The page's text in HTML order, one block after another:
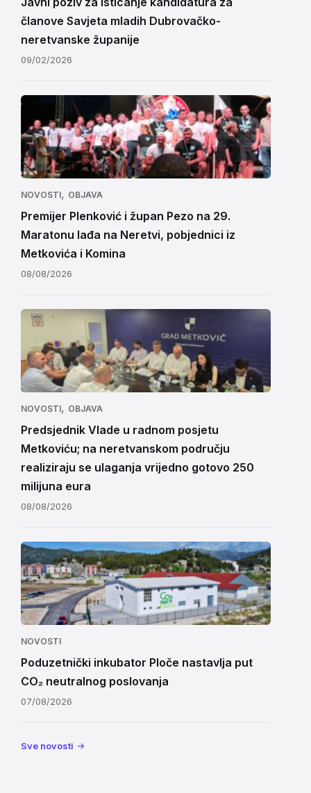
članove Savjeta mladih Dubrovačko-
neretvanske županije
09/02/2026
NOVOSTI, OBJAVA
Premijer Plenković i župan Pezo na 29.
Maratonu lađa na Neretvi, pobjednici iz
Metkovića i Komina
08/08/2026
NOVOSTI, OBJAVA
Predsjednik Vlade u radnom posjetu
Metkoviću; na neretvanskom području
realiziraju se ulaganja vrijedno gotovo 250
milijuna eura
08/08/2026
NOVOSTI
Poduzetnički inkubator Ploče nastavlja put
CO₂ neutralnog poslovanja
07/08/2026
Sve novosti